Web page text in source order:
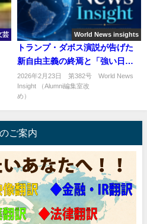
芸 World News insights
トランプ・ダボス演説が告げた
新自由主義の終焉と「強い日
本」の期待
2026年2月23日 第382号 World News
Insight （Alumni編集室改
め）
ご案内